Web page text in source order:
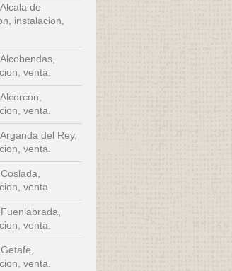
de
instalacion,
venta.
venta.
del Rey,
venta.
venta.
venta.
venta.